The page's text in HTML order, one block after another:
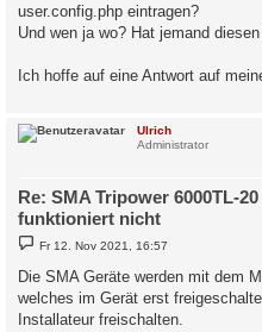
user.config.php eintragen?
Und wen ja wo? Hat jemand
Ich hoffe auf eine Antwort auf
Ulrich
Administrator
Re: SMA Tripower 6000TL-
funktioniert nicht
B
e
t
r
g
Fr 12. Nov 2021, 16:57
Die SMA Geräte werden mit dem
welches im Gerät erst
Installateur freischalten.